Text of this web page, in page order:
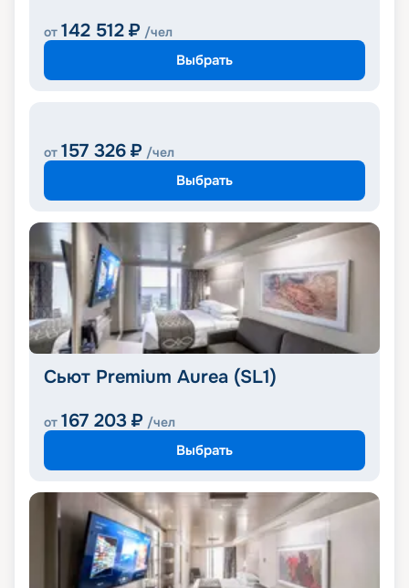
от 142 512 ₽ /чел
Выбрать
от 157 326 ₽ /чел
Выбрать
Сьют Premium Aurea (SL1)
от 167 203 ₽ /чел
Выбрать